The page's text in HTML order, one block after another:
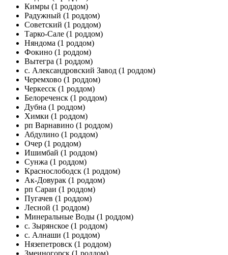
Кимры (1 роддом)
Радужный (1 роддом)
Советский (1 роддом)
Тарко-Сале (1 роддом)
Няндома (1 роддом)
Фокино (1 роддом)
Вытегра (1 роддом)
с. Александровский Завод (1 роддом)
Черемхово (1 роддом)
Черкесск (1 роддом)
Белореченск (1 роддом)
Дубна (1 роддом)
Химки (1 роддом)
рп Варнавино (1 роддом)
Абдулино (1 роддом)
Очер (1 роддом)
Ишимбай (1 роддом)
Сунжа (1 роддом)
Краснослободск (1 роддом)
Ак-Довурак (1 роддом)
рп Сараи (1 роддом)
Пугачев (1 роддом)
Лесной (1 роддом)
Минеральные Воды (1 роддом)
с. Зырянское (1 роддом)
с. Алнаши (1 роддом)
Нязепетровск (1 роддом)
Змеиногорск (1 роддом)